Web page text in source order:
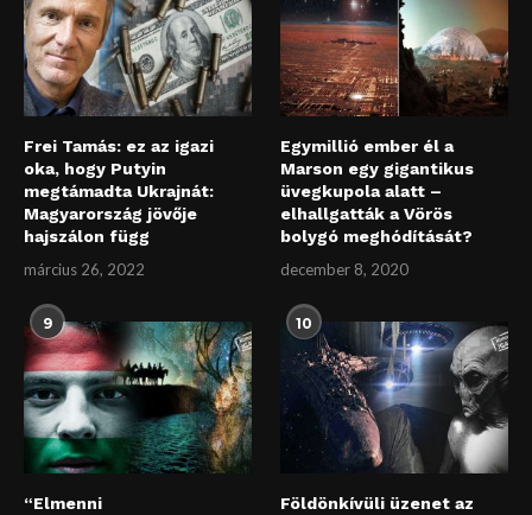
Frei Tamás: ez az igazi
oka, hogy Putyin
megtámadta Ukrajnát:
Magyarország jövője
hajszálon függ
március 26, 2022
Egymillió ember él a
Marson egy gigantikus
üvegkupola alatt –
elhallgatták a Vörös
bolygó meghódítását?
december 8, 2020
9
“Elmenni
10
Földönkívüli üzenet az